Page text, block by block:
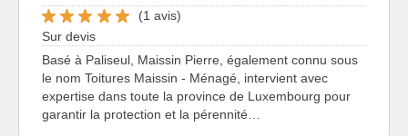
(1 avis)
Sur devis
Basé à Paliseul, Maissin Pierre, également connu sous
le nom Toitures Maissin - Ménagé, intervient avec
expertise dans toute la province de Luxembourg pour
garantir la protection et la pérennité…